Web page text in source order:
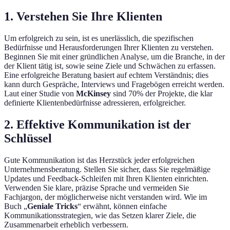
1. Verstehen Sie Ihre Klienten
Um erfolgreich zu sein, ist es unerlässlich, die spezifischen
Bedürfnisse und Herausforderungen Ihrer Klienten zu verstehen.
Beginnen Sie mit einer gründlichen Analyse, um die Branche, in der
der Klient tätig ist, sowie seine Ziele und Schwächen zu erfassen.
Eine erfolgreiche Beratung basiert auf echtem Verständnis; dies
kann durch Gespräche, Interviews und Fragebögen erreicht werden.
Laut einer Studie von McKinsey sind 70% der Projekte, die klar
definierte Klientenbedürfnisse adressieren, erfolgreicher.
2. Effektive Kommunikation ist der
Schlüssel
Gute Kommunikation ist das Herzstück jeder erfolgreichen
Unternehmensberatung. Stellen Sie sicher, dass Sie regelmäßige
Updates und Feedback-Schleifen mit Ihren Klienten einrichten.
Verwenden Sie klare, präzise Sprache und vermeiden Sie
Fachjargon, der möglicherweise nicht verstanden wird. Wie im
Buch „Geniale Tricks“ erwähnt, können einfache
Kommunikationsstrategien, wie das Setzen klarer Ziele, die
Zusammenarbeit erheblich verbessern.